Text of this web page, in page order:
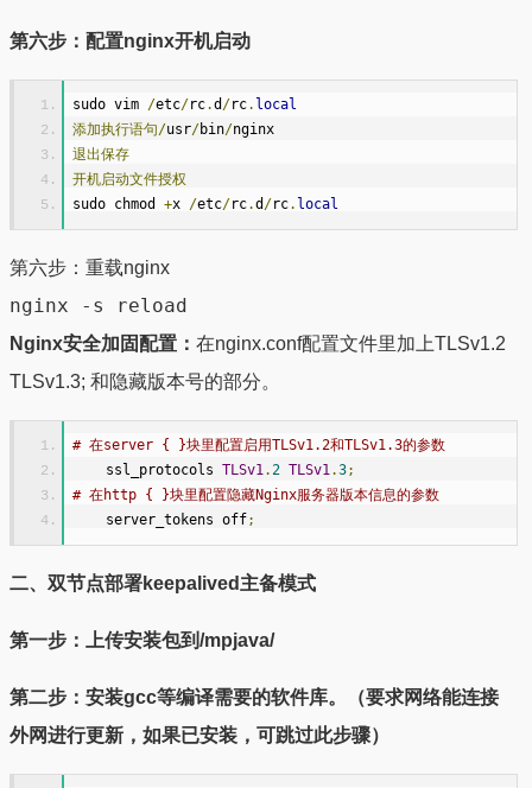
第六步：配置nginx开机启动
sudo vim /etc/rc.d /rc. local
添加执行语句/usr/bin/nginx
退出保存
开机启动文件授权
sudo chmod +x /etc/rc.d /rc. local
第六步：重载nginx
nginx -s reload
Nginx安全加固配置： 在nginx.conf配置文件里加上TLSv1.2
TLSv1.3; 和隐藏版本号的部分。
# 在server { }块里配置启用TLSv1.2和TLSv1.3的参数
    ssl_protocols
TLSv1 . 2 TLSv1 .3;
# 在http { }块里配置隐藏Nginx服务器版本信息的参数
    server_tokens off
;
二、双节点部署keepalived主备模式
第一步：上传安装包到/mpjava/
第二步：安装gcc等编译需要的软件库。（要求网络能连接
外网进行更新，如果已安装，可跳过此步骤）